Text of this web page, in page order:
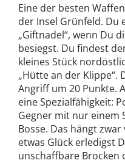
Eine der besten
der Insel Grünfeld. Du
„Giftnadel“, wenn Du
besiegst. Du findest
kleines Stück
„Hütte an der Klippe“.
Angriff um 20 Punkte.
eine Spezialfähigkeit:
Gegner mit nur einem
Bosse. Das hängt
etwas Glück erledigst
unschaffbare Brocken